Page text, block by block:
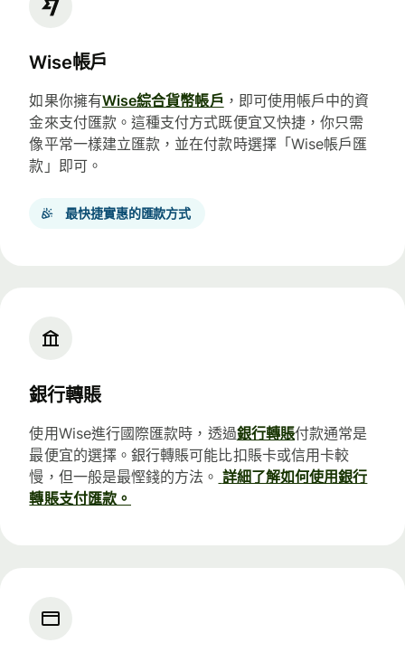
Wise帳戶
如果你擁有Wise綜合貨幣帳戶 ，即可使用帳戶中的資
金來支付匯款。這種支付方式既便宜又快捷，你只需
像平常一樣建立匯款，並在付款時選擇「Wise帳戶匯
款」即可。
最快捷實惠的匯款方式
銀行轉賬
使用Wise進行國際匯款時，透過銀行轉賬付款通常是
最便宜的選擇。銀行轉賬可能比扣賬卡或信用卡較
慢，但一般是最慳錢的方法。 詳細了解如何使用銀行
轉賬支付匯款。